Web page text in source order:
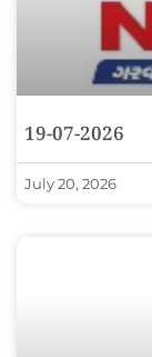
19-07-2026
July 20, 2026